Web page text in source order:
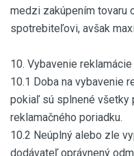
medzi zakúpením tovaru
spotrebiteľovi, avšak
10. Vybavenie reklamácie
10.1 Doba na vybavenie
pokiaľ sú splnené všetky
reklamačného poriadku.
10.2 Neúplný alebo zle
dodávateľ oprávnený